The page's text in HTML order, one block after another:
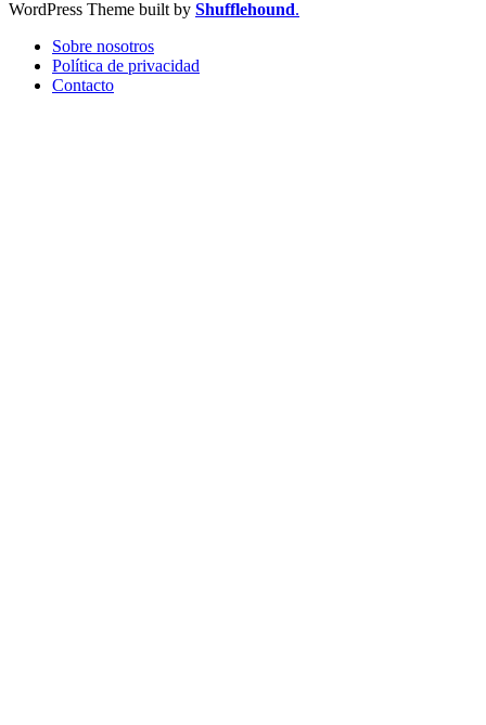
WordPress Theme built by Shufflehound.
Sobre nosotros
Política de privacidad
Contacto